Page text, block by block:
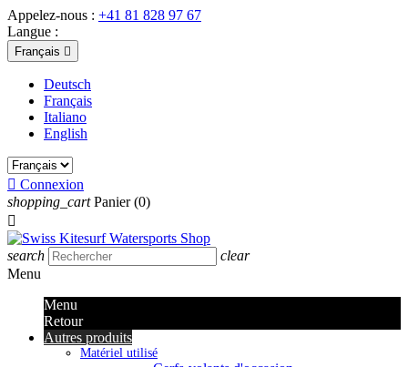
Appelez-nous : +41 81 828 97 67
Langue :
Français 
Deutsch
Français
Italiano
English
 Connexion
shopping_cart Panier (0)

search
clear
Menu
Menu
Retour
Autres produits
Matériel utilisé